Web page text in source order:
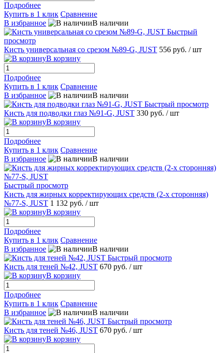
Подробнее
Купить в 1 клик Сравнение
В избранное
В наличии
Быстрый
просмотр
Кисть универсальная со срезом №89-G, JUST 556 руб. / шт
В корзину
Подробнее
Купить в 1 клик Сравнение
В избранное
В наличии
Быстрый просмотр
Кисть для подводки глаз №91-G, JUST 330 руб. / шт
В корзину
Подробнее
Купить в 1 клик Сравнение
В избранное
В наличии
Быстрый просмотр
Кисть для жирных корректирующих средств (2-х сторонняя)
№77-S, JUST 1 132 руб. / шт
В корзину
Подробнее
Купить в 1 клик Сравнение
В избранное
В наличии
Быстрый просмотр
Кисть для теней №42, JUST 670 руб. / шт
В корзину
Подробнее
Купить в 1 клик Сравнение
В избранное
В наличии
Быстрый просмотр
Кисть для теней №46, JUST 670 руб. / шт
В корзину